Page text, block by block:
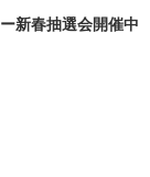
新春抽選会開催中